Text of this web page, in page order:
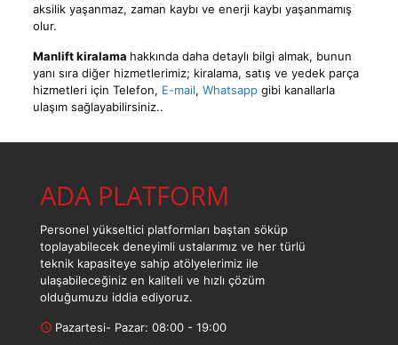
aksilik yaşanmaz, zaman kaybı ve enerji kaybı yaşanmamış
olur.
Manlift kiralama hakkında daha detaylı bilgi almak, bunun
yanı sıra diğer hizmetlerimiz; kiralama, satış ve yedek parça
hizmetleri için Telefon, E-mail, Whatsappgibi kanallarla
ulaşım sağlayabilirsiniz..
ADA PLATFORM
Personel yükseltici platformları baştan söküp
toplayabilecek deneyimli ustalarımız ve her türlü
teknik kapasiteye sahip atölyelerimiz ile
ulaşabileceğiniz en kaliteli ve hızlı çözüm
olduğumuzu iddia ediyoruz.
Pazartesi- Pazar: 08:00 - 19:00